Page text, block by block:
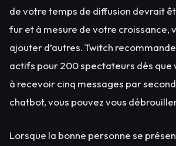
de votre temps de diffusion devrait
fur et à mesure de votre croissance,
ajouter d’autres. Twitch
actifs pour 200 spectateurs dès que
à recevoir cinq messages par
chatbot, vous pouvez vous
Lorsque la bonne personne se